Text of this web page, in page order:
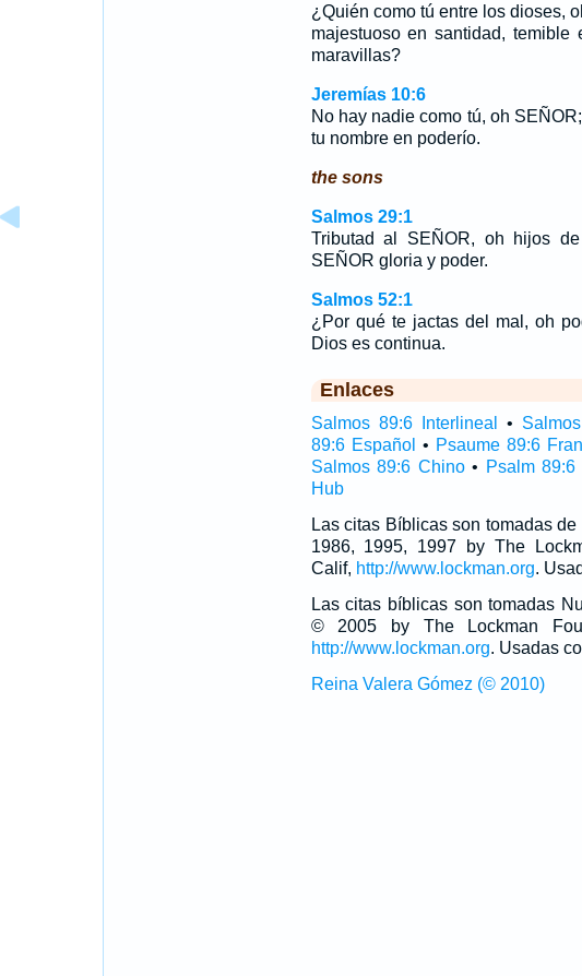
¿Quién como tú entre los dioses,
majestuoso en santidad, temible
maravillas?
Jeremías 10:6
No hay nadie como tú, oh
tu nombre en poderío.
the sons
Salmos 29:1
Tributad al SEÑOR, oh hijos
SEÑOR gloria y poder.
Salmos 52:1
¿Por qué te jactas del mal, oh
Dios es continua.
Enlaces
Salmos 89:6 Interlineal •
89:6 Español • Psaume 89:6
Salmos 89:6 Chino• Psalm 89:6
Hub
Las citas Bíblicas son tomadas
1986, 1995, 1997 by The
Calif, http://www.lockman.org.
Las citas bíblicas son tomadas
© 2005 by The Lockman
http://www.lockman.org. Usadas
Reina Valera Gómez (© 2010)